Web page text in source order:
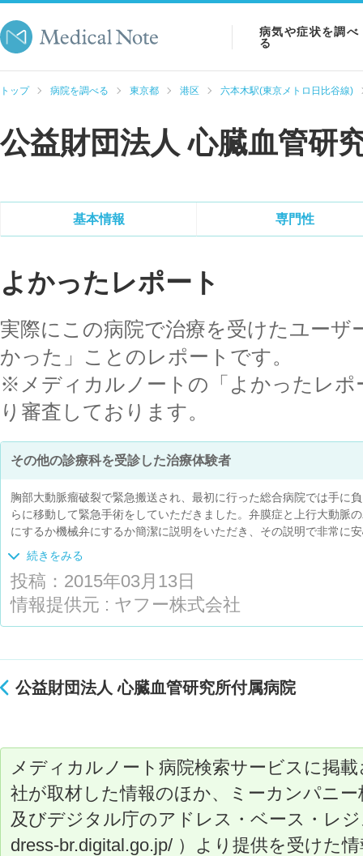
病気や症状を調べ
る
トップ 病院を調べる 東京都 港区 六本木駅(東京メトロ日比谷線)
公益財団法人 心臓血管研
基本情報 専門性
よかったレポート
実際にこの病院で治療を受けたユーザ
かった」ことのレポートです。
※メディカルノートの「よかったレポ
り審査しております。
その他の診療科を受診した治療体験者
胸部大動脈瘤破裂で緊急搬送され、最初に行った総合病院では手に
らに移動して緊急手術をしていただきました。弁膜症と上行大動脈
にするか機械弁にするか簡潔に説明をいただき、その説明で非常に
に手術した結果、元の弁を再建し人工弁を入れずに済んだと聞いて
した。國原先生は穏やかで笑顔の絶えない先生で、他のドクターも
も皆明るくテキパキとした方ばかり。心疾患にありがちな不安や気
た。以前大叔母もお世話になっていた通称『心研』テレ朝通りに移
空間作りが絶妙で、こじんまりしたなかにも開放感があり、食事も
続きをみる
投稿：2015年03月13日
情報提供元 : ヤフー株式会社
公益財団法人 心臓血管研究所付属病院
メディカルノート病院検索サービスに掲
社が取材した情報のほか、ミーカンパニ
及びデジタル庁のアドレス・ベース・レ
dress-br.digital.go.jp/ ）より提供を受けた